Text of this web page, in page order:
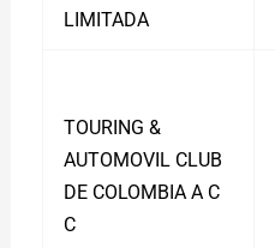
LIMITADA
TOURING &
AUTOMOVIL CLUB
DE COLOMBIA A C
C